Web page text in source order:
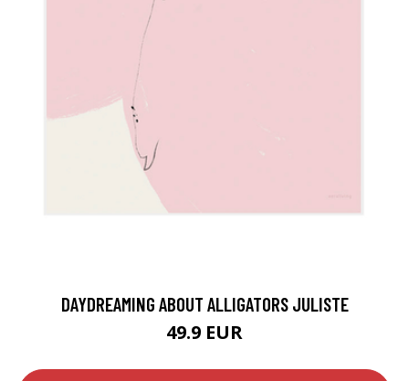
DAYDREAMING ABOUT ALLIGATORS JULISTE
49.9 EUR